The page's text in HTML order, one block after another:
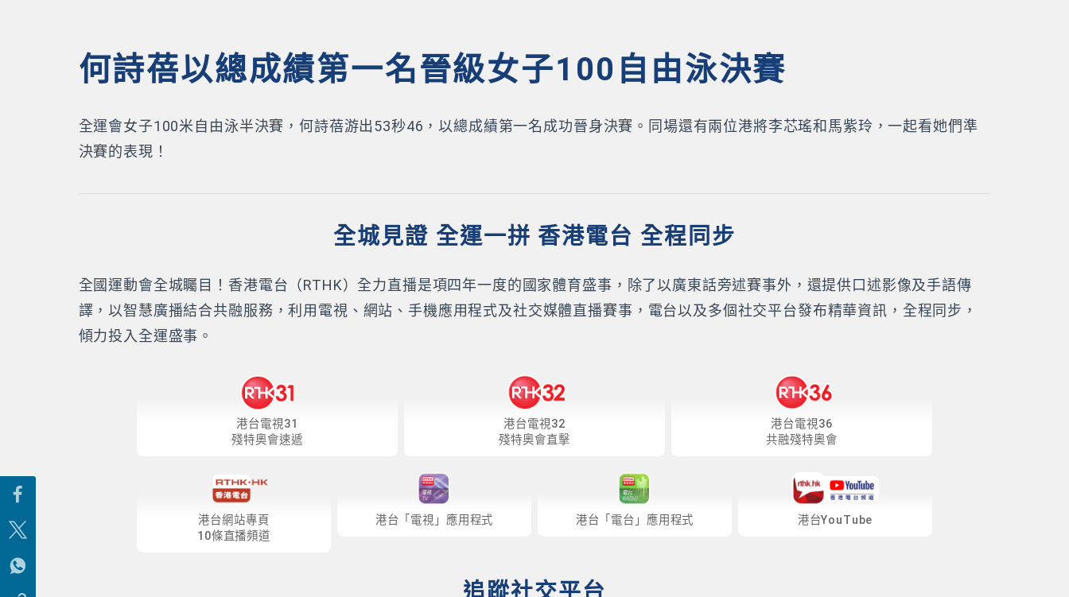
何詩蓓以總成績第一名晉級女子100自由泳決賽
全運會女子100米自由泳半決賽，何詩蓓游出53秒46，以總成績第一名成功晉身決賽。同場還有兩位港將李芯瑤和馬紫玲，一起看她們準
決賽的表現！
全城見證 全運一拼 香港電台 全程同步
全國運動會全城矚目！香港電台（RTHK）全力直播是項四年一度的國家體育盛事，除了以廣東話旁述賽事外，還提供口述影像及手語傳
譯，以智慧廣播結合共融服務，利用電視、網站、手機應用程式及社交媒體直播賽事，電台以及多個社交平台發布精華資訊，全程同步，
傾力投入全運盛事。
港台電視31
殘特奧會速遞
港台電視32
殘特奧會直擊
港台電視36
共融殘特奧會
港台網站專頁
10條直播頻道
港台「電視」應用程式 港台「電台」應用程式 港台YouTube